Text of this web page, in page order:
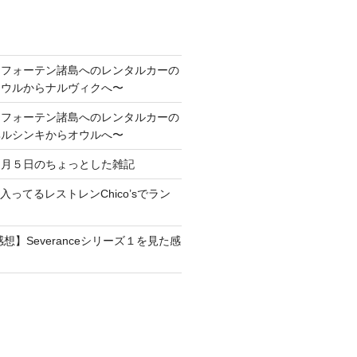
ォーテン諸島へのレンタルカーの
ルからナルヴィクへ〜
ォーテン諸島へのレンタルカーの
シンキからオウルへ〜
５日のちょっとした雑記
ってるレストレンChico’sでラン
想】Severanceシリーズ１を見た感